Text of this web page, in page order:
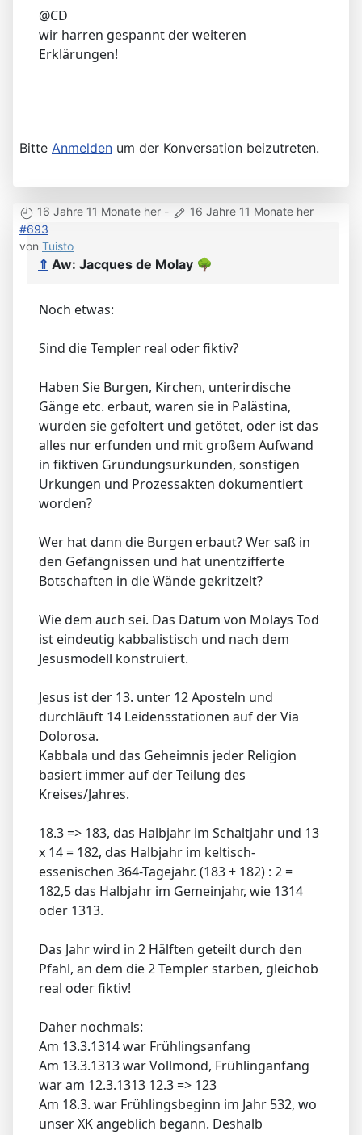
@CD
wir harren gespannt der weiteren
Erklärungen!
Bitte Anmelden um der Konversation beizutreten.
16 Jahre 11 Monate her -
16 Jahre 11 Monate her
#693
von Tuisto
⇑ Aw: Jacques de Molay 🌳
Noch etwas:
Sind die Templer real oder fiktiv?
Haben Sie Burgen, Kirchen, unterirdische
Gänge etc. erbaut, waren sie in Palästina,
wurden sie gefoltert und getötet, oder ist das
alles nur erfunden und mit großem Aufwand
in fiktiven Gründungsurkunden, sonstigen
Urkungen und Prozessakten dokumentiert
worden?
Wer hat dann die Burgen erbaut? Wer saß in
den Gefängnissen und hat unentzifferte
Botschaften in die Wände gekritzelt?
Wie dem auch sei. Das Datum von Molays Tod
ist eindeutig kabbalistisch und nach dem
Jesusmodell konstruiert.
Jesus ist der 13. unter 12 Aposteln und
durchläuft 14 Leidensstationen auf der Via
Dolorosa.
Kabbala und das Geheimnis jeder Religion
basiert immer auf der Teilung des
Kreises/Jahres.
18.3 => 183, das Halbjahr im Schaltjahr und 13
x 14 = 182, das Halbjahr im keltisch-
essenischen 364-Tagejahr. (183 + 182) : 2 =
182,5 das Halbjahr im Gemeinjahr, wie 1314
oder 1313.
Das Jahr wird in 2 Hälften geteilt durch den
Pfahl, an dem die 2 Templer starben, gleichob
real oder fiktiv!
Daher nochmals:
Am 13.3.1314 war Frühlingsanfang
Am 13.3.1313 war Vollmond, Frühlinganfang
war am 12.3.1313 12.3 => 123
Am 18.3. war Frühlingsbeginn im Jahr 532, wo
unser XK angeblich begann. Deshalb